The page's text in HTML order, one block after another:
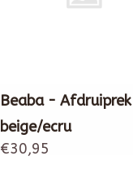
Beaba - Afdruiprek
beige/ecru
€30,95